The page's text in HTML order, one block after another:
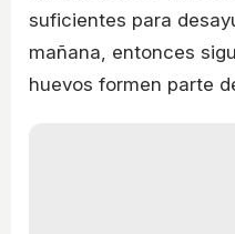
suficientes para
mañana, entonces
huevos formen parte